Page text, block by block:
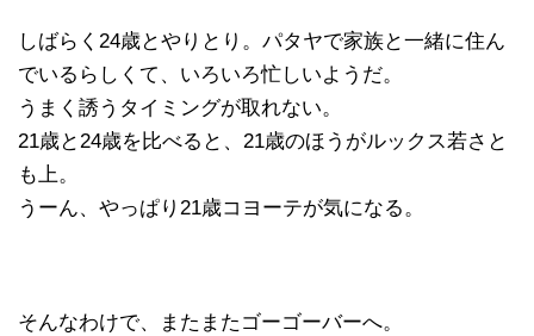
しばらく24歳とやりとり。パタヤで家族と一緒に住ん
でいるらしくて、いろいろ忙しいようだ。
うまく誘うタイミングが取れない。
21歳と24歳を比べると、21歳のほうがルックス若さと
も上。
うーん、やっぱり21歳コヨーテが気になる。
そんなわけで、またまたゴーゴーバーへ。